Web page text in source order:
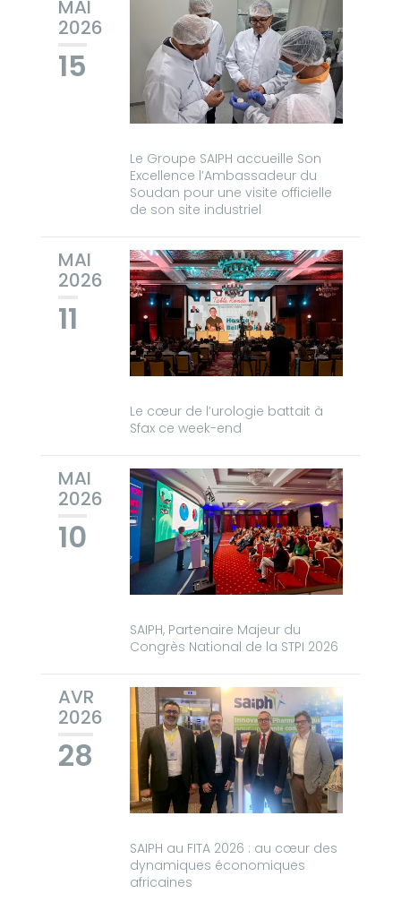
MAI
2026
15
Le Groupe SAIPH accueille Son
Excellence l’Ambassadeur du
Soudan pour une visite officielle
de son site industriel
MAI
2026
11
Le cœur de l’urologie battait à
Sfax ce week-end
MAI
2026
10
SAIPH, Partenaire Majeur du
Congrès National de la STPI 2026
AVR
2026
28
SAIPH au FITA 2026 : au cœur des
dynamiques économiques
africaines